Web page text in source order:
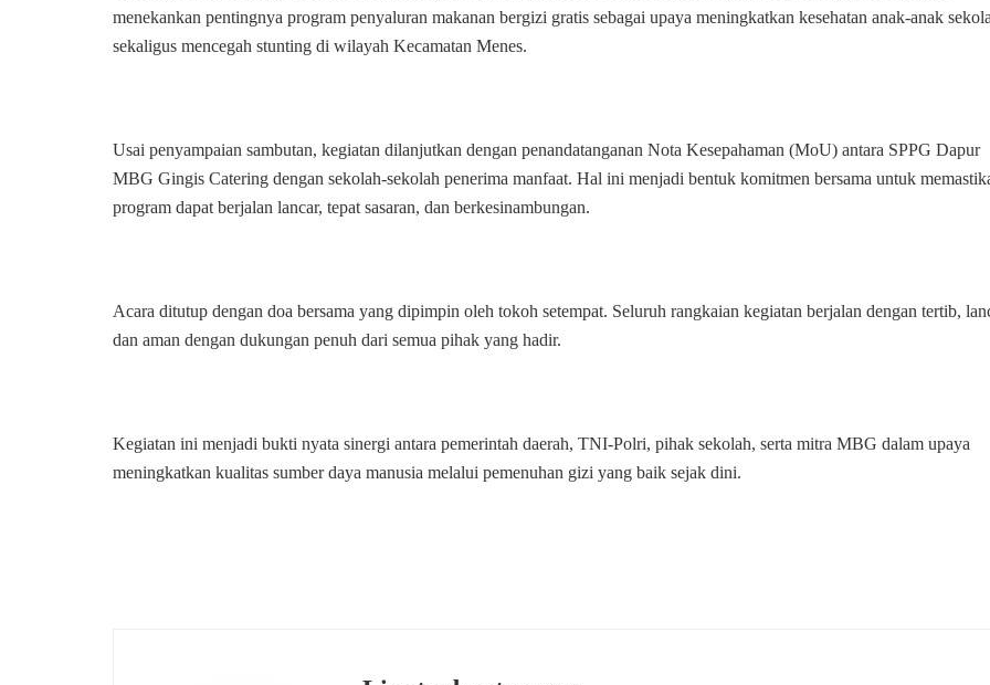
menekankan pentingnya program penyaluran makanan bergizi gratis sebagai upaya meningkatkan kesehatan anak-anak
sekaligus mencegah stunting di wilayah Kecamatan Menes.
Usai penyampaian sambutan, kegiatan dilanjutkan dengan penandatanganan Nota Kesepahaman (MoU) antara SPPG Dapur
MBG Gingis Catering dengan sekolah-sekolah penerima manfaat. Hal ini menjadi bentuk komitmen bersama untuk
program dapat berjalan lancar, tepat sasaran, dan berkesinambungan.
Acara ditutup dengan doa bersama yang dipimpin oleh tokoh setempat. Seluruh rangkaian kegiatan berjalan dengan tertib,
dan aman dengan dukungan penuh dari semua pihak yang hadir.
Kegiatan ini menjadi bukti nyata sinergi antara pemerintah daerah, TNI-Polri, pihak sekolah, serta mitra MBG dalam upaya
meningkatkan kualitas sumber daya manusia melalui pemenuhan gizi yang baik sejak dini.